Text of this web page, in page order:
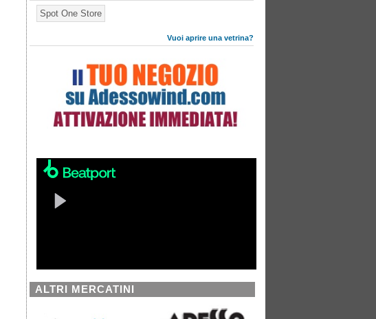
Spot One Store
Vuoi aprire una vetrina?
ALTRI MERCATINI